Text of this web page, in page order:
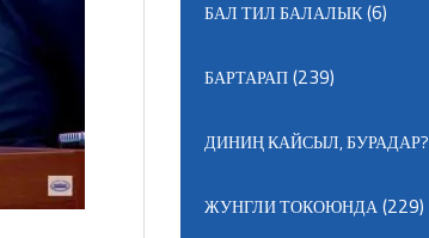
БАЛ ТИЛ БАЛАЛЫК(6)
БАРТАРАП(239)
ДИНИҢ КАЙСЫЛ, БУРАДАР?
ЖУНГЛИ ТОКОЮНДА(229)